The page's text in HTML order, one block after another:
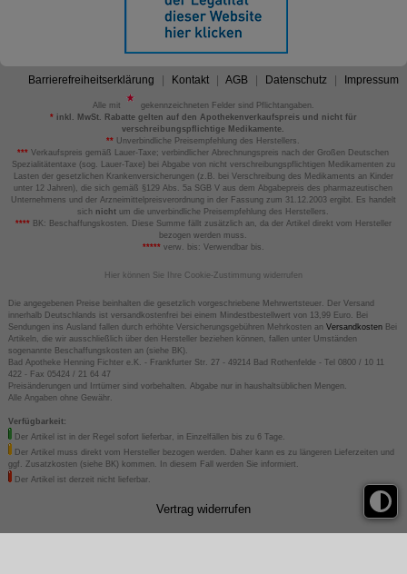
Barrierefreiheitserklärung Kontakt AGB Datenschutz Impressum
Alle mit
gekennzeichneten Felder sind Pflichtangaben.
*inkl. MwSt. Rabatte gelten auf den Apothekenverkaufspreis und nicht für
verschreibungspflichtige Medikamente.
** Unverbindliche Preisempfehlung des Herstellers.
*** Verkaufspreis gemäß Lauer-Taxe; verbindlicher Abrechnungspreis nach der Großen Deutschen
Spezialitätentaxe (sog. Lauer-Taxe) bei Abgabe von nicht verschreibungspflichtigen Medikamenten zu
Lasten der gesetzlichen Krankenversicherungen (z.B. bei Verschreibung des Medikaments an Kinder
unter 12 Jahren), die sich gemäß §129 Abs. 5a SGB V aus dem Abgabepreis des pharmazeutischen
Unternehmens und der Arzneimittelpreisverordnung in der Fassung zum 31.12.2003 ergibt. Es handelt
sich nicht um die unverbindliche Preisempfehlung des Herstellers.
****BK: Beschaffungskosten. Diese Summe fällt zusätzlich an, da der Artikel direkt vom Hersteller
bezogen werden muss.
*****verw. bis: Verwendbar bis.
Hier können Sie Ihre Cookie-Zustimmung widerrufen
Die angegebenen Preise beinhalten die gesetzlich vorgeschriebene Mehrwertsteuer. Der Versand
innerhalb Deutschlands ist versandkostenfrei bei einem Mindestbestellwert von 13,99 Euro. Bei
Sendungen ins Ausland fallen durch erhöhte Versicherungsgebühren Mehrkosten an VersandkostenBei
Artikeln, die wir ausschließlich über den Hersteller beziehen können, fallen unter Umständen
sogenannte Beschaffungskosten an (siehe BK).
Bad Apotheke Henning Fichter e.K. - Frankfurter Str. 27 - 49214 Bad Rothenfelde - Tel 0800 / 10 11
422 - Fax 05424 / 21 64 47
Preisänderungen und Irrtümer sind vorbehalten. Abgabe nur in haushaltsüblichen Mengen.
Alle Angaben ohne Gewähr.
Verfügbarkeit:
Der Artikel ist in der Regel sofort lieferbar, in Einzelfällen bis zu 6 Tage.
Der Artikel muss direkt vom Hersteller bezogen werden. Daher kann es zu längeren Lieferzeiten und
ggf. Zusatzkosten (siehe BK) kommen. In diesem Fall werden Sie informiert.
Der Artikel ist derzeit nicht lieferbar.
Vertrag widerrufen